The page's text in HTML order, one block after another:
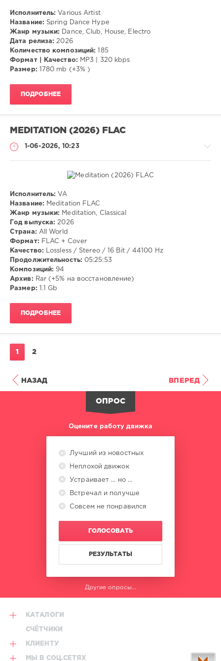
Исполнитель: Various Artist
Название: Spring Dance Hype
Жанр музыки:
Dance, Club, House, Electro
Дата релиза: 2026
Количество композиций:
185
Формат | Качество: MP3 | 320 kbps
Размер: 1780 mb (+3% )
ПОДРОБНЕЕ
MEDITATION (2026) FLAC
1-06-2026, 10:23
Музыка
VANGOG19
Исполнитель: VA
Название: Meditation FLAC
Жанр музыки:
Meditation, Classical
Год выпуска: 2026
Страна: All World
Формат: FLAC + Cover
Качество: Lossless / Stereo / 16 Bit / 44100 Hz
Продолжительность: 05:25:53
Композиций: 94
Архив: Rar (+5% на восстановление)
Размер: 1.1 Gb
ПОДРОБНЕЕ
1 2
НАЗАД ВПЕРЕД
ОПРОС
Оцените работу движка
Лучший из новостных
Неплохой движок
Устраивает ... но ...
Встречал и получше
Совсем не понравился
ГОЛОСОВАТЬ
РЕЗУЛЬТАТЫ
Другие опросы...
КАТАЛОГИ
СЧЁТЧИКИ
КЛИЕНТУ
МЫ В СОЦ.СЕТЯХ